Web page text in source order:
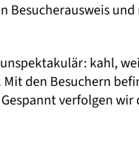
Besucherausweis
kahl,
den Besuchern
verfolgen